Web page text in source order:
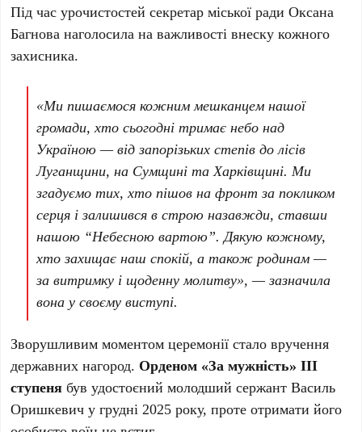
Під час урочистостей секретар міської ради Оксана
Багнова наголосила на важливості внеску кожного
захисника.
«Ми пишаємося кожним мешканцем нашої
громади, хто сьогодні тримає небо над
Україною — від запорізьких степів до лісів
Луганщини, на Сумщині та Харківщині. Ми
згадуємо тих, хто пішов на фронт за покликом
серця і залишився в строю назавжди, ставши
нашою “Небесною вартою”. Дякую кожному,
хто захищає наш спокій, а також родинам —
за витримку і щоденну молитву», — зазначила
вона у своєму виступі.
Зворушливим моментом церемонії стало вручення
державних нагород. Орденом «За мужність» ІІІ
ступеня був удостоєний молодший сержант Василь
Оришкевич у грудні 2025 року, проте отримати його